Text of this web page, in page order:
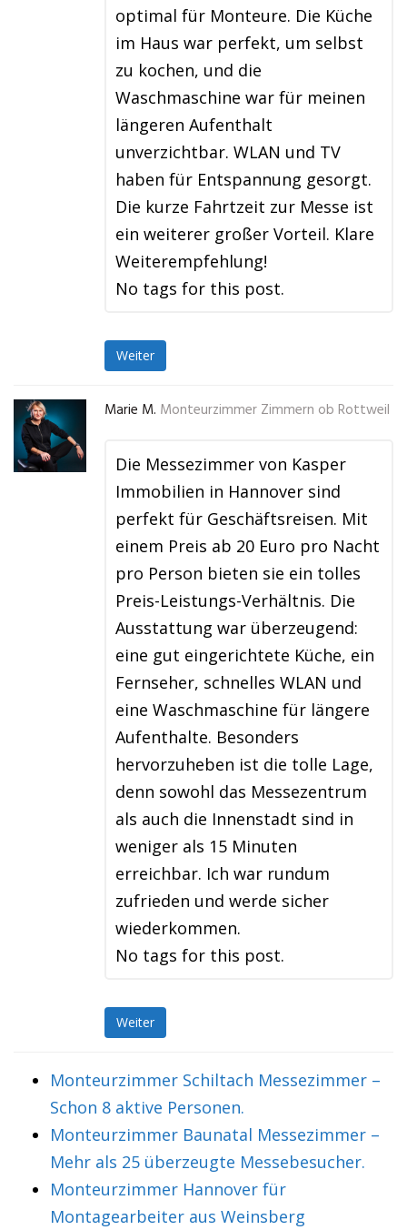
optimal für Monteure. Die Küche
im Haus war perfekt, um selbst
zu kochen, und die
Waschmaschine war für meinen
längeren Aufenthalt
unverzichtbar. WLAN und TV
haben für Entspannung gesorgt.
Die kurze Fahrtzeit zur Messe ist
ein weiterer großer Vorteil. Klare
Weiterempfehlung!
No tags for this post.
Weiter
Marie M. Monteurzimmer Zimmern ob Rottweil
Die Messezimmer von Kasper
Immobilien in Hannover sind
perfekt für Geschäftsreisen. Mit
einem Preis ab 20 Euro pro Nacht
pro Person bieten sie ein tolles
Preis-Leistungs-Verhältnis. Die
Ausstattung war überzeugend:
eine gut eingerichtete Küche, ein
Fernseher, schnelles WLAN und
eine Waschmaschine für längere
Aufenthalte. Besonders
hervorzuheben ist die tolle Lage,
denn sowohl das Messezentrum
als auch die Innenstadt sind in
weniger als 15 Minuten
erreichbar. Ich war rundum
zufrieden und werde sicher
wiederkommen.
No tags for this post.
Weiter
Monteurzimmer Schiltach Messezimmer –
Schon 8 aktive Personen.
Monteurzimmer Baunatal Messezimmer –
Mehr als 25 überzeugte Messebesucher.
Monteurzimmer Hannover für
Montagearbeiter aus Weinsberg